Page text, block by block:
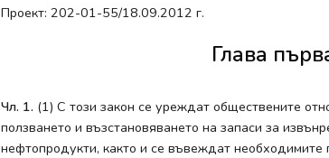
Проект: 202-01-55/18.09.2012 г.
Глава
Чл. 1. (1) С този закон се уреждат обществените
ползването и възстановяването на запаси за
нефтопродукти, както и се въвеждат